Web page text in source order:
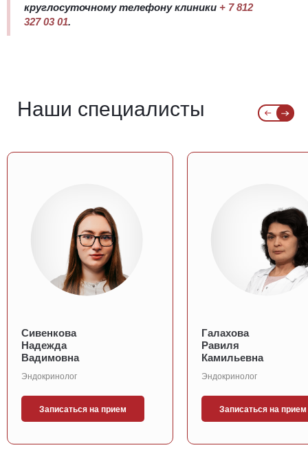
круглосуточному телефону клиники + 7 812
327 03 01.
Наши специалисты
Сивенкова
Надежда
Вадимовна
Эндокринолог
Записаться на прием
Галахова
Равиля
Камильевна
Эндокринолог
Записаться на прием